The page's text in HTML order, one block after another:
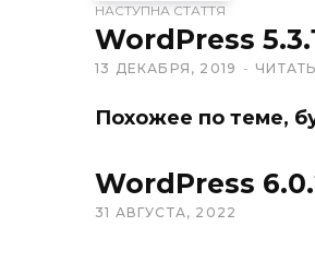
t
НАСТУПНА СТАТТЯ
WordPress
13 ДЕКАБРЯ, 2019
Похожее по теме,
WordPress
31 АВГУСТА, 2022